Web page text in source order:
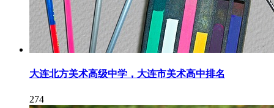
大连北方美术高级中学，大连市美术高中排名
274